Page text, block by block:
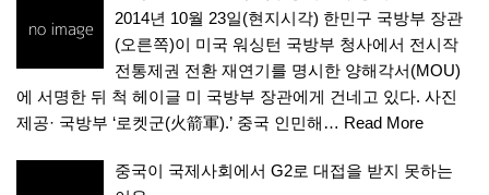
2014년 10월 23일(현지시각) 한민구 국방부 장관
(오른쪽)이 미국 워싱턴 국방부 청사에서 전시작
전통제권 전환 재연기를 명시한 양해각서(MOU)
에 서명한 뒤 척 헤이글 미 국방부 장관에게 건네고 있다. 사진
제공· 국방부 ‘로켓군(火箭軍).’ 중국 인민해… Read More
중국이 국제사회에서 G2로 대접을 받지 못하는